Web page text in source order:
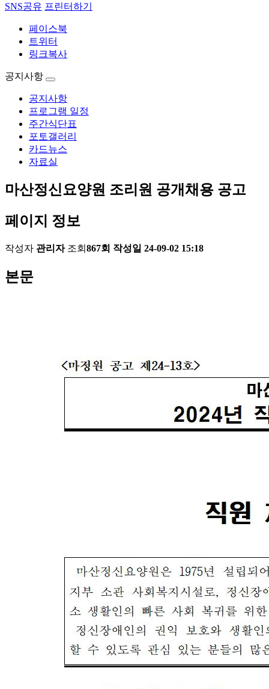
SNS공유 프린터하기
페이스북
트위터
링크복사
공지사항
공지사항
프로그램 일정
주간식단표
포토갤러리
카드뉴스
자료실
마산정신요양원 조리원 공개채용 공고
페이지 정보
작성자 관리자 조회 867회 작성일 24-09-02 15:18
본문